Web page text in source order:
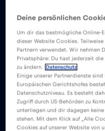
Deine persönlichen
Um dir das bestmögliche Online-
dieser Website Cookies.
Partnern verwendet. Wir nehmen
Privatsphäre: Du hast jederzeit
zu ändern.
Datenschutz
Einige unserer Partnerdienste
Europäischen Gerichtshofes
Datenschutzniveau. Es besteht
Zugriff durch US-Behörden zu
unterliegen und dir dagegen
stehen. Mit dem Klick auf „Alle
Cookies auf unserer Website von